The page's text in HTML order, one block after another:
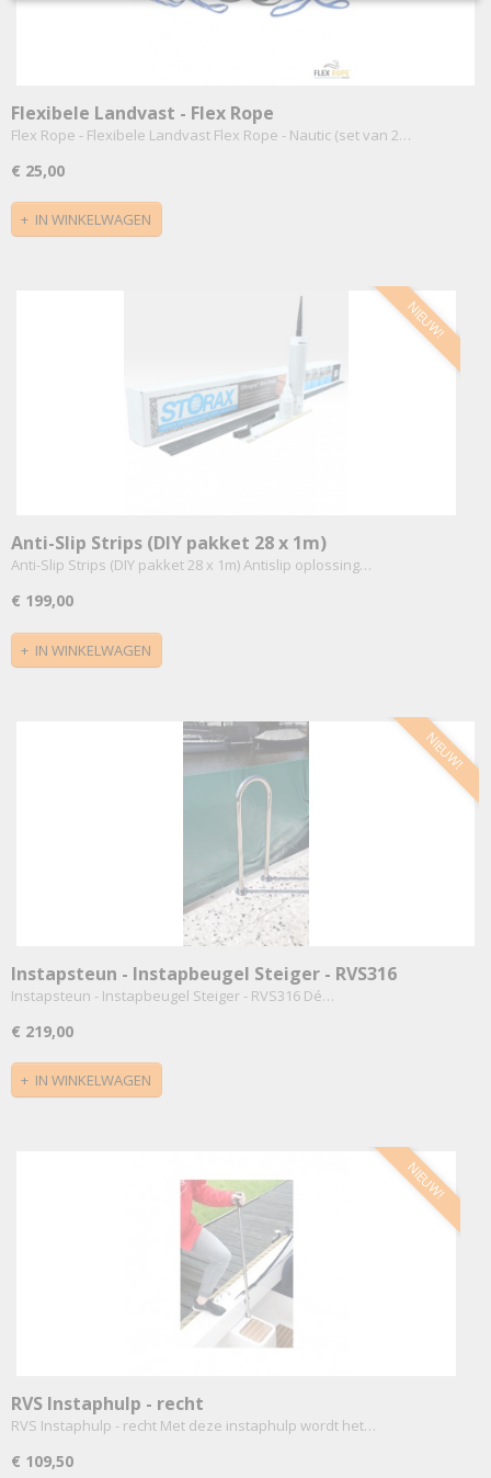
Flexibele Landvast - Flex Rope
Flex Rope - Flexibele Landvast Flex Rope - Nautic (set van 2…
€ 25,00
IN WINKELWAGEN
NIEUW!
Anti-Slip Strips (DIY pakket 28 x 1m)
Anti-Slip Strips (DIY pakket 28 x 1m) Antislip oplossing…
€ 199,00
IN WINKELWAGEN
NIEUW!
Instapsteun - Instapbeugel Steiger - RVS316
Instapsteun - Instapbeugel Steiger - RVS316 Dé…
€ 219,00
IN WINKELWAGEN
NIEUW!
RVS Instaphulp - recht
RVS Instaphulp - recht Met deze instaphulp wordt het…
€ 109,50